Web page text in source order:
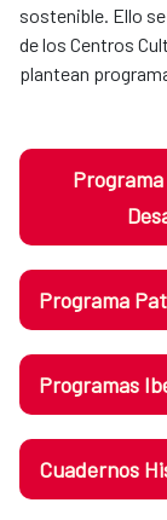
sostenible. Ello
de los Centros
plantean
Programa
Programas
Cuadernos